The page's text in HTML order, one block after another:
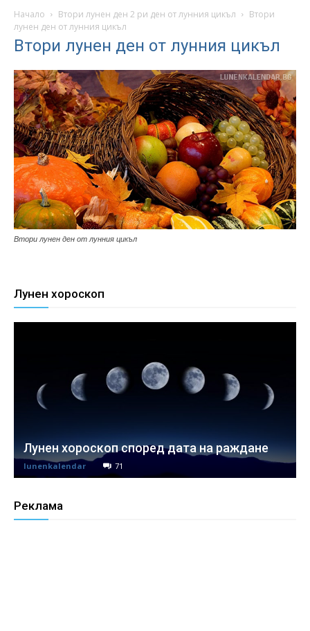
Начало Втори лунен ден 2 ри ден от лунния цикъл
Втори
лунен ден от лунния цикъл
Втори лунен ден от лунния цикъл
Втори лунен ден от лунния цикъл
Лунен хороскоп
Лунен хороскоп според дата на раждане
lunenkalendar 71
Реклама